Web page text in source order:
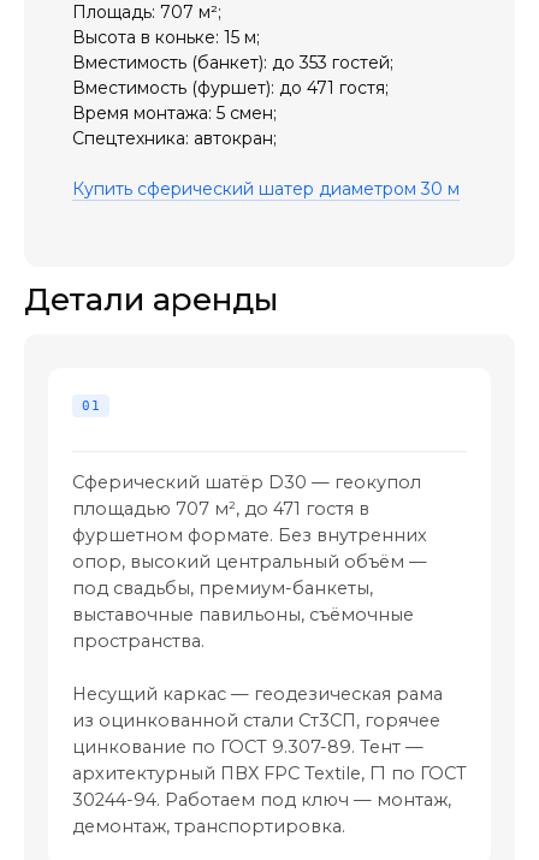
Площадь: 707 м²;
Высота в коньке: 15 м;
Вместимость (банкет): до 353 гостей;
Вместимость (фуршет): до 471 гостя;
Время монтажа: 5 смен;
Спецтехника: автокран;
Купить сферический шатер диаметром 30 м
Сферический шатёр D30 — геокупол
площадью 707 м², до 471 гостя в
фуршетном формате. Без внутренних
опор, высокий центральный объём —
под свадьбы, премиум-банкеты,
выставочные павильоны, съёмочные
пространства.
Несущий каркас — геодезическая рама
из оцинкованной стали Ст3СП, горячее
цинкование по ГОСТ 9.307-89. Тент —
архитектурный ПВХ FPC Textile, Г1 по ГОСТ
30244-94. Работаем под ключ — монтаж,
демонтаж, транспортировка.